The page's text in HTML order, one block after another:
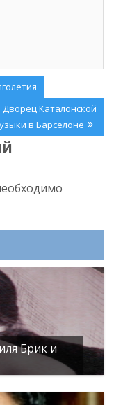
Next
Post:
Дворец Каталонской
в Барселоне
Брик и